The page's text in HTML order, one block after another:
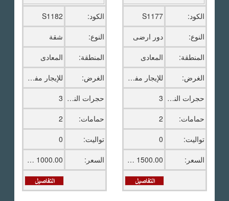
الكود:
S1177
النوع:
دور ارضى
المنطقة:
المعادى
الغرض:
للإيجار مفروش
حجرات النوم: 3
حمامات:
2
تواليت:
0
السعر:
1500.00 دولار امريكى
الكود:
S1182
النوع:
شقة
المنطقة:
المعادى
الغرض:
للإيجار مفروش
حجرات النوم: 3
حمامات:
2
تواليت:
0
السعر:
1000.00 دولار امريكى